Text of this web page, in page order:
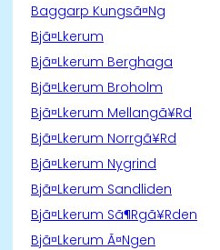
Baggarp Kungsã¤Ng
Bjã¤Lkerum
Bjã¤Lkerum Berghaga
Bjã¤Lkerum Broholm
Bjã¤Lkerum Mellangã¥Rd
Bjã¤Lkerum Norrgã¥Rd
Bjã¤Lkerum Nygrind
Bjã¤Lkerum Sandliden
Bjã¤Lkerum Sã¶Rgã¥Rden
Bjã¤Lkerum Ã¤Ngen